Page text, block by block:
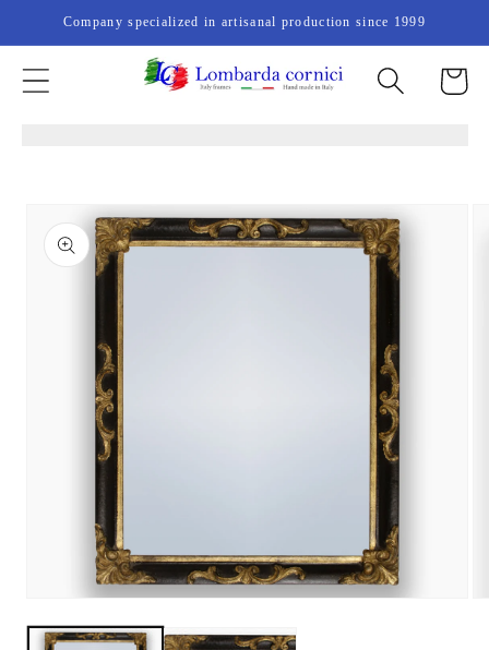
Skip to
content
Company specialized in artisanal production since 1999
Cart
product
information
media